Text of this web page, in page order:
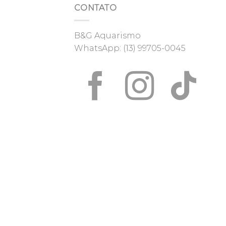
CONTATO
B&G Aquarismo
WhatsApp: (13) 99705-0045